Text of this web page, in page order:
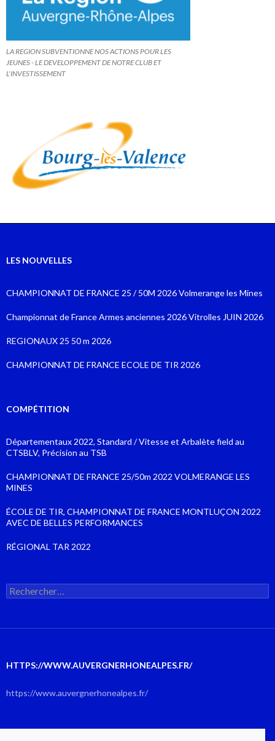
LA REGION SUBVENTIONNE NOS ACTIONS POUR LES
JEUNES - LE DEVELOPPEMENT DE NOTRE CLUB ET
L'INVESTISSEMENT
LES NOUVELLES
CHAMPIONNAT DE FRANCE 25 / 50M 2026 Volmerange les Mines
Championnat de France Armes anciennes 2026 Vitrolles JUIN 2026
REGIONAUX 25 50 m 2026
CHAMPIONNAT DE FRANCE ECOLE DE TIR 2026
COMPÉTITION
Départementaux 2022, Standard / Vitesse et Arbalète field au
CTSBLV, Précision au TSB
CHAMPIONNAT DE FRANCE 25/50m 2022 VOLMERANGE LES
MINES
ÉCOLE DE TIR, CHAMPIONNAT DE FRANCE MONTLUÇON 2022
AVEC DE BELLES PERFORMANCES
RÉGIONAL TAR 2022
Rechercher :
HTTPS://WWW.AUVERGNERHONEALPES.FR/
https://www.auvergnerhonealpes.fr/